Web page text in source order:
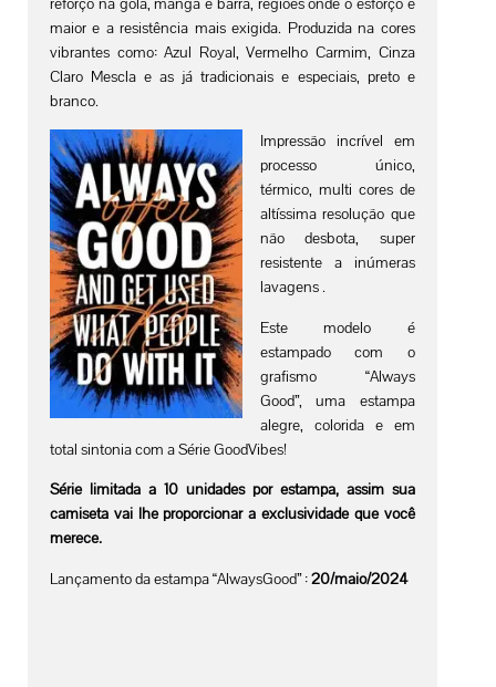
maior e a resistência mais exigida. Produzida na cores
vibrantes como: Azul Royal, Vermelho Carmim, Cinza
Claro Mescla e as já tradicionais e especiais, preto e
branco.
Impressão incrível em
processo único,
térmico, multi cores de
altíssima resolução que
não desbota, super
resistente a inúmeras
lavagens .
Este modelo é
estampado com o
grafismo “Always
Good”, uma estampa
alegre, colorida e em
total sintonia com a Série GoodVibes!
Série limitada a 10 unidades por estampa, assim sua
camiseta vai lhe proporcionar a exclusividade que você
merece.
Lançamento da estampa “AlwaysGood” :20/maio/2024